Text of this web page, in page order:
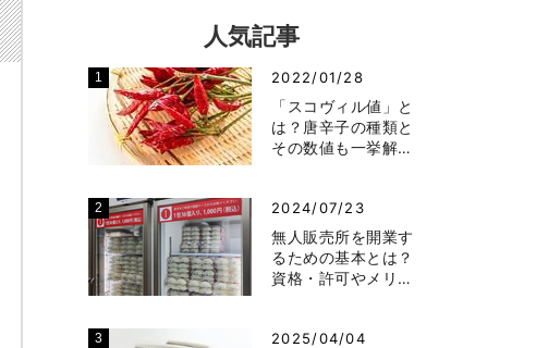
人気記事
2022/01/28
「スコヴィル値」と
は？唐辛子の種類と
その数値も一挙解…
2024/07/23
無人販売所を開業す
るための基本とは？
資格・許可やメリ…
2025/04/04